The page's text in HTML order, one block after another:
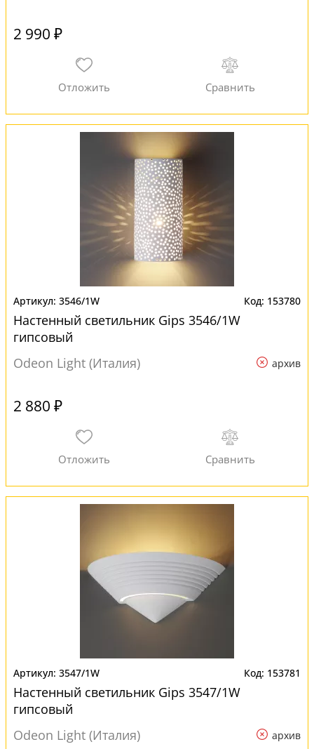
2 990 ₽
3546/1W 153780
Настенный светильник Gips 3546/1W
гипсовый
Odeon Light (Италия)
архив
2 880 ₽
3547/1W 153781
Настенный светильник Gips 3547/1W
гипсовый
Odeon Light (Италия)
архив